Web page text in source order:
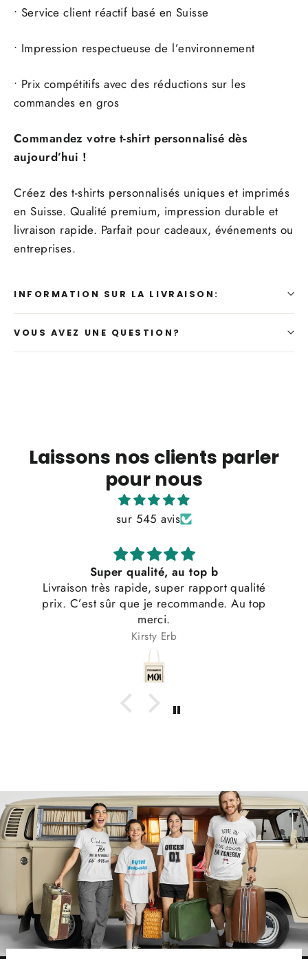
• Service client réactif basé en Suisse
• Impression respectueuse de l’environnement
• Prix compétitifs avec des réductions sur les
commandes en gros
Commandez votre t-shirt personnalisé dès
aujourd’hui !
Créez des t-shirts personnalisés uniques et imprimés
en Suisse. Qualité premium, impression durable et
livraison rapide. Parfait pour cadeaux, événements ou
entreprises.
INFORMATION SUR LA LIVRAISON:
VOUS AVEZ UNE QUESTION?
Laissons nos clients parler
pour nous
sur 545 avis
Super qualité, au top b
Livraison très rapide, super rapport qualité
prix. C’est sûr que je recommande. Au top
merci.
Kirsty Erb